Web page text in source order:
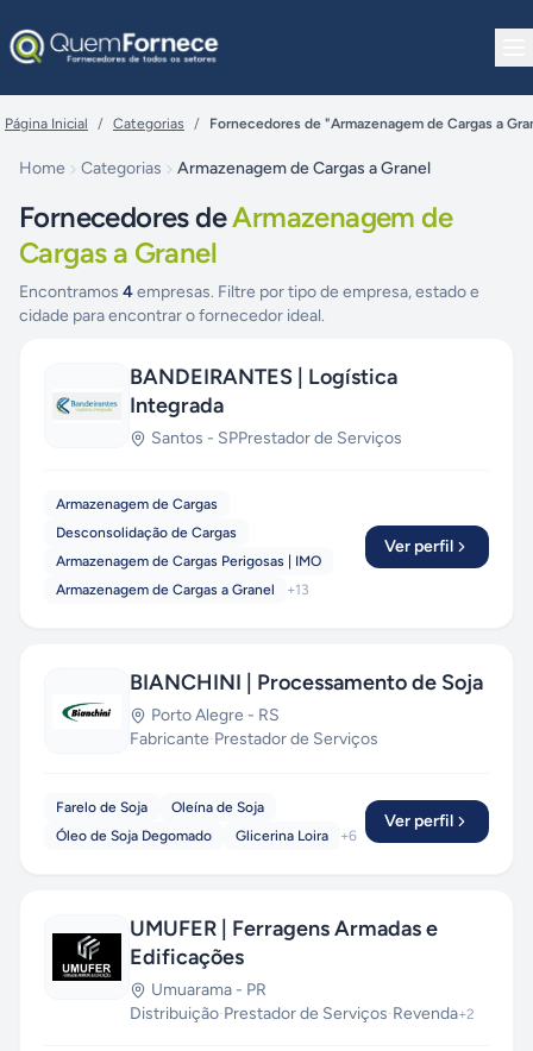
Página Inicial / Categorias / Fornecedores de "Armazenagem de Cargas a
Home Categorias Armazenagem de Cargas a Granel
Fornecedores deArmazenagem de
Cargas a Granel
Encontramos 4empresas. Filtre por tipo de empresa, estado e
cidade para encontrar o fornecedor ideal.
BANDEIRANTES | Logística
Integrada
Santos - SPPrestador de Serviços
Armazenagem de Cargas
Desconsolidação de Cargas
Armazenagem de Cargas Perigosas | IMO
Armazenagem de Cargas a Granel
+13
Ver perfil
BIANCHINI | Processamento de Soja
Porto Alegre - RS
Fabricante·Prestador de Serviços
Farelo de Soja
Oleína de Soja
Óleo de Soja Degomado
Glicerina Loira +6
Ver perfil
UMUFER | Ferragens Armadas e
Edificações
Umuarama - PR
Distribuição·Prestador de Serviços·Revenda+2